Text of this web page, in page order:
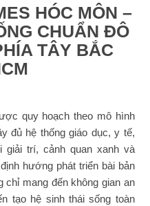
HÓC MÔN –
CHUẨN ĐÔ
TÂY BẮC
quy hoạch theo mô hình
đủ hệ thống giáo dục, y tế,
giải trí, cảnh quan xanh và
hướng phát triển bài bản
chỉ mang đến không gian an
tạo hệ sinh thái sống toàn